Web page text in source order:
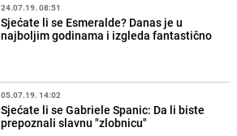
24.07.19. 08:51
Sjećate li se Esmeralde? Danas je u
najboljim godinama i izgleda fantastično
05.07.19. 14:02
Sjećate li se Gabriele Spanic: Da li biste
prepoznali slavnu "zlobnicu"